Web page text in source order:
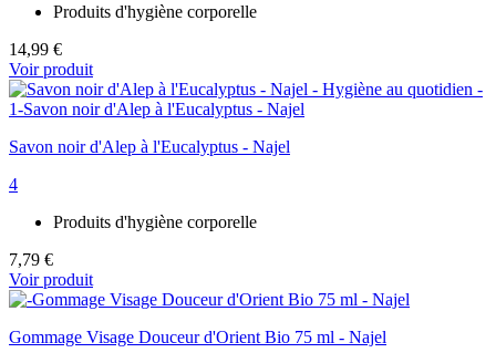
Produits d'hygiène corporelle
14,99 €
Voir produit
Savon noir d'Alep à l'Eucalyptus - Najel
4
Produits d'hygiène corporelle
7,79 €
Voir produit
Gommage Visage Douceur d'Orient Bio 75 ml - Najel